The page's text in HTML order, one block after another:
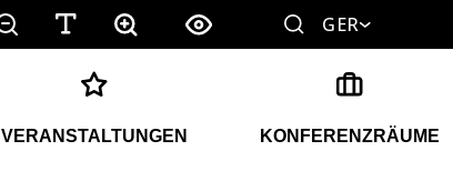
GER
VERANSTALTUNGEN KONFERENZRÄUME